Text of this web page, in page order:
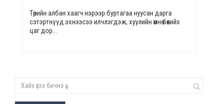
Төрийн албан хаагч нэрээр буртагаа нуусан дарга
сэтэртнүүд эхнээсээ илчлэгдэж, хуулийн өмнө бөхийх
цаг дор…